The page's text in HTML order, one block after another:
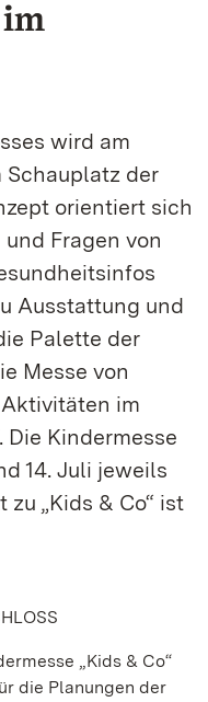
wird am
Schauplatz der
orientiert sich
Fragen von
Ausstattung und
Palette der
Messe von
im
Kindermesse
14. Juli jeweils
zu „Kids & Co“ ist
„Kids & Co“
die Planungen der